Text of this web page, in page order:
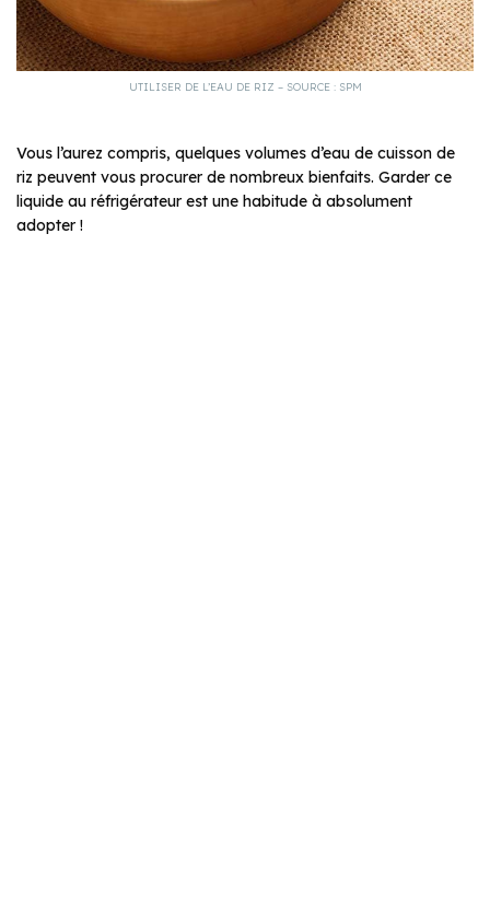
UTILISER DE L’EAU DE RIZ – SOURCE : SPM
Vous l’aurez compris, quelques volumes d’eau de cuisson de
riz peuvent vous procurer de nombreux bienfaits. Garder ce
liquide au réfrigérateur est une habitude à absolument
adopter !